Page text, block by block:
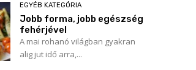
EGYÉB KATEGÓRIA
Jobb forma, jobb egészség
fehérjével
A mai rohanó világban gyakran
alig jut idő arra,...